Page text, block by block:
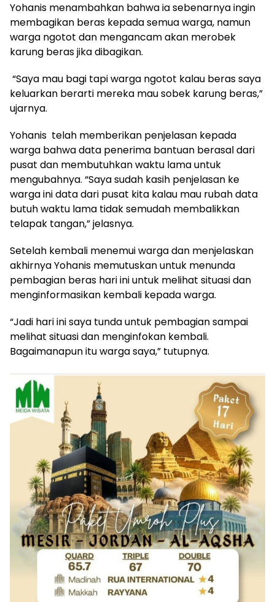
Yohanis menambahkan bahwa ia sebenarnya ingin
membagikan beras kepada semua warga, namun
warga ngotot dan mengancam akan merobek
karung beras jika dibagikan.
“Saya mau bagi tapi warga ngotot kalau beras saya
keluarkan berarti mereka mau sobek karung beras,”
ujarnya.
Yohanis telah memberikan penjelasan kepada
warga bahwa data penerima bantuan berasal dari
pusat dan membutuhkan waktu lama untuk
mengubahnya. “Saya sudah kasih penjelasan ke
warga ini data dari pusat kita kalau mau rubah data
butuh waktu lama tidak semudah membalikkan
telapak tangan,” jelasnya.
Setelah kembali menemui warga dan menjelaskan
akhirnya Yohanis memutuskan untuk menunda
pembagian beras hari ini untuk melihat situasi dan
menginformasikan kembali kepada warga.
“Jadi hari ini saya tunda untuk pembagian sampai
melihat situasi dan menginfokan kembali.
Bagaimanapun itu warga saya,” tutupnya.